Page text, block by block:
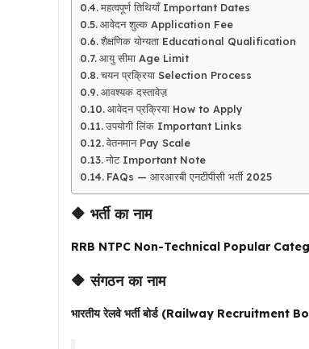
महत्वपूर्ण तिथियाँ Important Dates
आवेदन शुल्क Application Fee
शैक्षणिक योग्यता Educational Qualification
आयु सीमा Age Limit
चयन प्रक्रिया Selection Process
आवश्यक दस्तावेज़
आवेदन प्रक्रिया How to Apply
उपयोगी लिंक Important Links
वेतनमान Pay Scale
नोट Important Note
FAQs — आरआरबी एनटीपीसी भर्ती 2025
🔶 भर्ती का नाम
RRB NTPC Non-Technical Popular
🔶 संगठन का नाम
भारतीय रेलवे भर्ती बोर्ड (Railway Recruitment